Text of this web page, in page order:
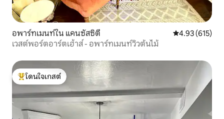
อพาร์ทเมนท์ใน แคนซัสซิตี คะแนนเฉลี่ย
4.93 (615)
เวสต์พอร์ตอาร์ตเฮ้าส์ - อพาร์ทเมนท์วิวต้นไม้
โดนใจเกสต์ที่สุด
โดนใจเกสต์